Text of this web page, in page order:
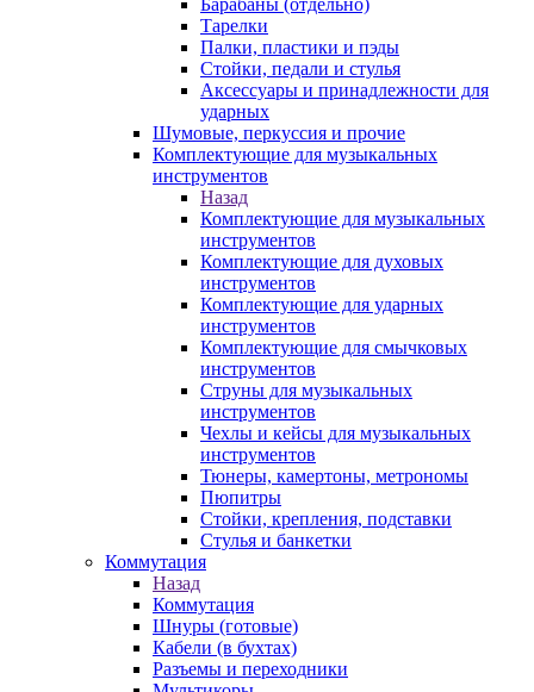
Барабаны (отдельно)
Тарелки
Палки, пластики и пэды
Стойки, педали и стулья
Аксессуары и принадлежности для
ударных
Шумовые, перкуссия и прочие
Комплектующие для музыкальных
инструментов
Назад
Комплектующие для музыкальных
инструментов
Комплектующие для духовых
инструментов
Комплектующие для ударных
инструментов
Комплектующие для смычковых
инструментов
Струны для музыкальных
инструментов
Чехлы и кейсы для музыкальных
инструментов
Тюнеры, камертоны, метрономы
Пюпитры
Стойки, крепления, подставки
Стулья и банкетки
Коммутация
Назад
Коммутация
Шнуры (готовые)
Кабели (в бухтах)
Разъемы и переходники